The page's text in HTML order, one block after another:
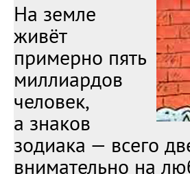
На земле
живёт
примерно пять
миллиардов
человек,
а знаков
зодиака — всего
внимательно на